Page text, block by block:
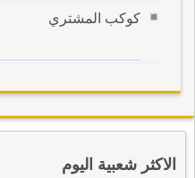
كوكب المشتري
الاكثر شعبية اليوم